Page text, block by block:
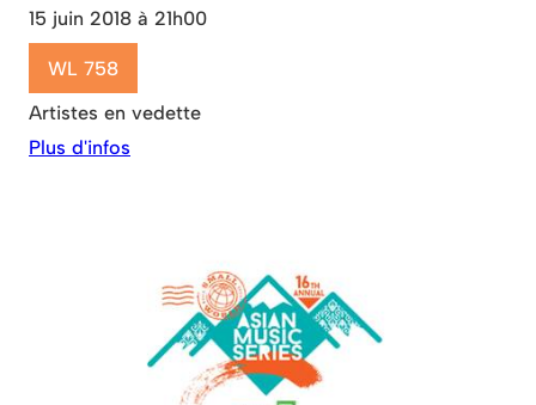
15 juin 2018 à 21h00
WL 758
Artistes en vedette
Plus d'infos